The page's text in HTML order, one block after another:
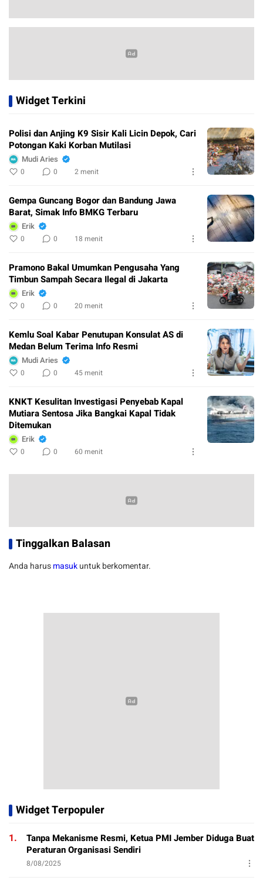
Widget Terkini
Polisi dan Anjing K9 Sisir Kali Licin Depok, Cari
Potongan Kaki Korban Mutilasi
Mudi Aries
0 0 2 menit
Gempa Guncang Bogor dan Bandung Jawa
Barat, Simak Info BMKG Terbaru
Erik
0 0 18 menit
Pramono Bakal Umumkan Pengusaha Yang
Timbun Sampah Secara Ilegal di Jakarta
Erik
0 0 20 menit
Kemlu Soal Kabar Penutupan Konsulat AS di
Medan Belum Terima Info Resmi
Mudi Aries
0 0 45 menit
KNKT Kesulitan Investigasi Penyebab Kapal
Mutiara Sentosa Jika Bangkai Kapal Tidak
Ditemukan
Erik
0 0 60 menit
Tinggalkan Balasan
Anda harusmasukuntuk berkomentar.
Widget Terpopuler
1.
Tanpa Mekanisme Resmi, Ketua PMI Jember Diduga Buat
Peraturan Organisasi Sendiri
8/08/2025